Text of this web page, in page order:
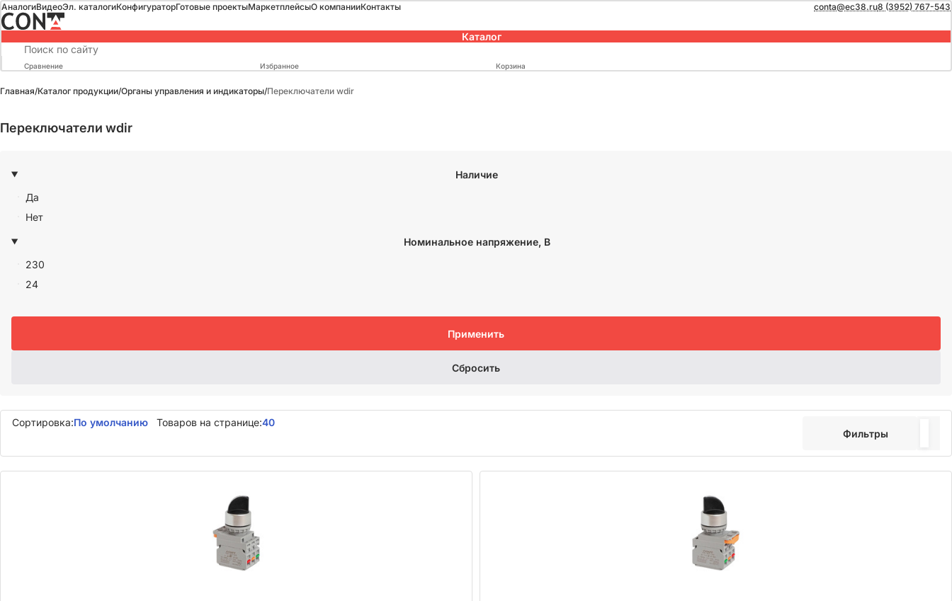
АналогиВидеоЭл. каталогиКонфигураторГотовые проектыМаркетплейсыО компанииКонтакты conta@ec38.ru8 (3952) 767-543
Каталог
Сравнение Избранное Корзина
Главная/Каталог продукции/Органы управления и индикаторы/Переключатели wdir
Переключатели wdir
Наличие
Да
Нет
Номинальное напряжение, В
230
24
Применить
Сбросить
Сортировка:По умолчанию Товаров на странице:40
Фильтры